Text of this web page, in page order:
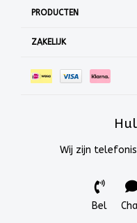
PRODUCTEN
ZAKELIJK
Wij zijn
Bel